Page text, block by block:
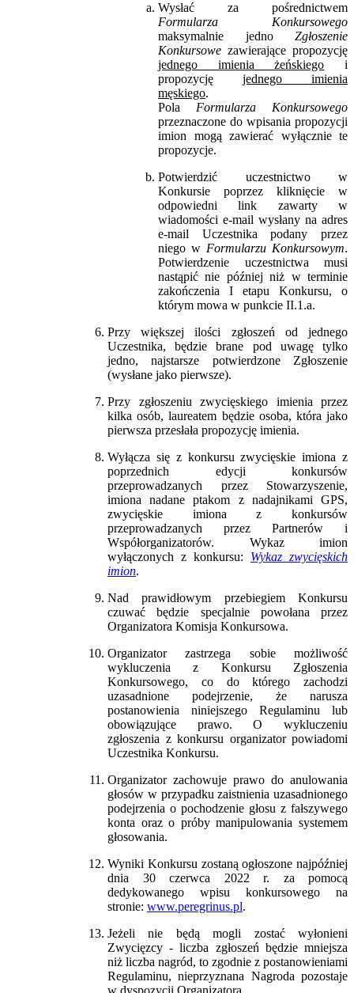
Wysłać za pośrednictwem
Formularza Konkursowego
maksymalnie jedno Zgłoszenie
Konkursowe zawierające propozycję
jednego imienia żeńskiego i
propozycję jednego imienia
męskiego.
Pola Formularza Konkursowego
przeznaczone do wpisania propozycji
imion mogą zawierać wyłącznie te
propozycje.
Potwierdzić uczestnictwo w
Konkursie poprzez kliknięcie w
odpowiedni link zawarty w
wiadomości e-mail wysłany na adres
e-mail Uczestnika podany przez
niego w Formularzu Konkursowym.
Potwierdzenie uczestnictwa musi
nastąpić nie później niż w terminie
zakończenia I etapu Konkursu, o
którym mowa w punkcie II.1.a.
Przy większej ilości zgłoszeń od jednego
Uczestnika, będzie brane pod uwagę tylko
jedno, najstarsze potwierdzone Zgłoszenie
(wysłane jako pierwsze).
Przy zgłoszeniu zwycięskiego imienia przez
kilka osób, laureatem będzie osoba, która jako
pierwsza przesłała propozycję imienia.
Wyłącza się z konkursu zwycięskie imiona z
poprzednich edycji konkursów
przeprowadzanych przez Stowarzyszenie,
imiona nadane ptakom z nadajnikami GPS,
zwycięskie imiona z konkursów
przeprowadzanych przez Partnerów i
Współorganizatorów. Wykaz imion
wyłączonych z konkursu: Wykaz zwycięskich
imion.
Nad prawidłowym przebiegiem Konkursu
czuwać będzie specjalnie powołana przez
Organizatora Komisja Konkursowa.
Organizator zastrzega sobie możliwość
wykluczenia z Konkursu Zgłoszenia
Konkursowego, co do którego zachodzi
uzasadnione podejrzenie, że narusza
postanowienia niniejszego Regulaminu lub
obowiązujące prawo. O wykluczeniu
zgłoszenia z konkursu organizator powiadomi
Uczestnika Konkursu.
Organizator zachowuje prawo do anulowania
głosów w przypadku zaistnienia uzasadnionego
podejrzenia o pochodzenie głosu z fałszywego
konta oraz o próby manipulowania systemem
głosowania.
Wyniki Konkursu zostaną ogłoszone najpóźniej
dnia 30 czerwca 2022 r. za pomocą
dedykowanego wpisu konkursowego na
stronie: www.peregrinus.pl.
Jeżeli nie będą mogli zostać wyłonieni
Zwycięzcy - liczba zgłoszeń będzie mniejsza
niż liczba nagród, to zgodnie z postanowieniami
Regulaminu, nieprzyznana Nagroda pozostaje